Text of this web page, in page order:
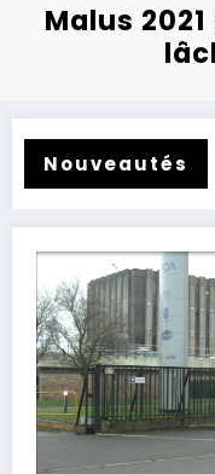
Malus
Nouveautés
de Scenic !
Toyota